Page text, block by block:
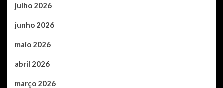
julho 2026
junho 2026
maio 2026
abril 2026
março 2026